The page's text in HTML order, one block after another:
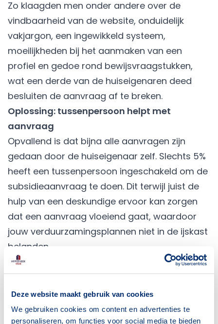
Deze website maakt gebruik van cookies
We gebruiken cookies om content en advertenties te
personaliseren, om functies voor social media te bieden
Zo klaagden men onder andere over de
vindbaarheid van de website, onduidelijk
vakjargon, een ingewikkeld systeem,
moeilijkheden bij het aanmaken van een
profiel en gedoe rond bewijsvraagstukken,
wat een derde van de huiseigenaren deed
besluiten de aanvraag af te breken.
Oplossing: tussenpersoon helpt met
aanvraag
Opvallend is dat bijna alle aanvragen zijn
gedaan door de huiseigenaar zelf. Slechts 5%
heeft een tussenpersoon ingeschakeld om de
subsidieaanvraag te doen. Dit terwijl juist de
hulp van een deskundige ervoor kan zorgen
dat een aanvraag vloeiend gaat, waardoor
jouw verduurzamingsplannen niet in de ijskast
belanden.
“De hulp van een deskundige kan zorgen voor
een vlot verloop van de subsidieaanvraag,
waardoor duurzame plannen niet in de ijskast
belanden.”